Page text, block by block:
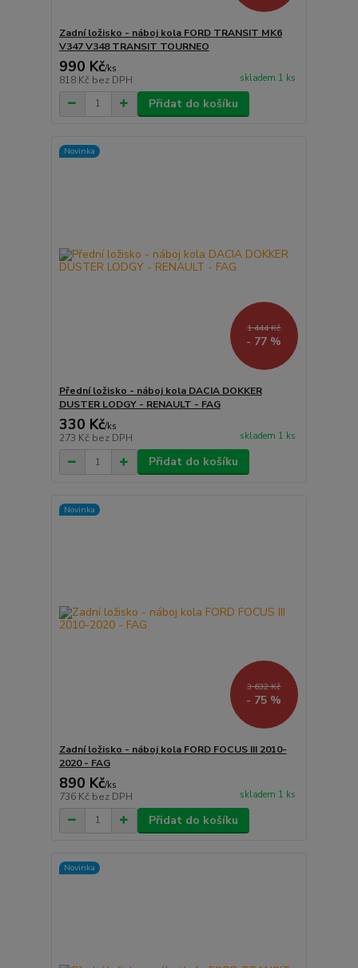
Zadní ložisko - náboj kola FORD TRANSIT MK6
V347 V348 TRANSIT TOURNEO
990 Kč/ks
818 Kč bez DPH skladem 1 ks
Přidat do košíku
Novinka
1 444 Kč
- 77 %
Přední ložisko - náboj kola DACIA DOKKER
DUSTER LODGY - RENAULT - FAG
330 Kč/ks
273 Kč bez DPH skladem 1 ks
Přidat do košíku
Novinka
3 632 Kč
- 75 %
Zadní ložisko - náboj kola FORD FOCUS III 2010-
2020 - FAG
890 Kč/ks
736 Kč bez DPH skladem 1 ks
Přidat do košíku
Novinka